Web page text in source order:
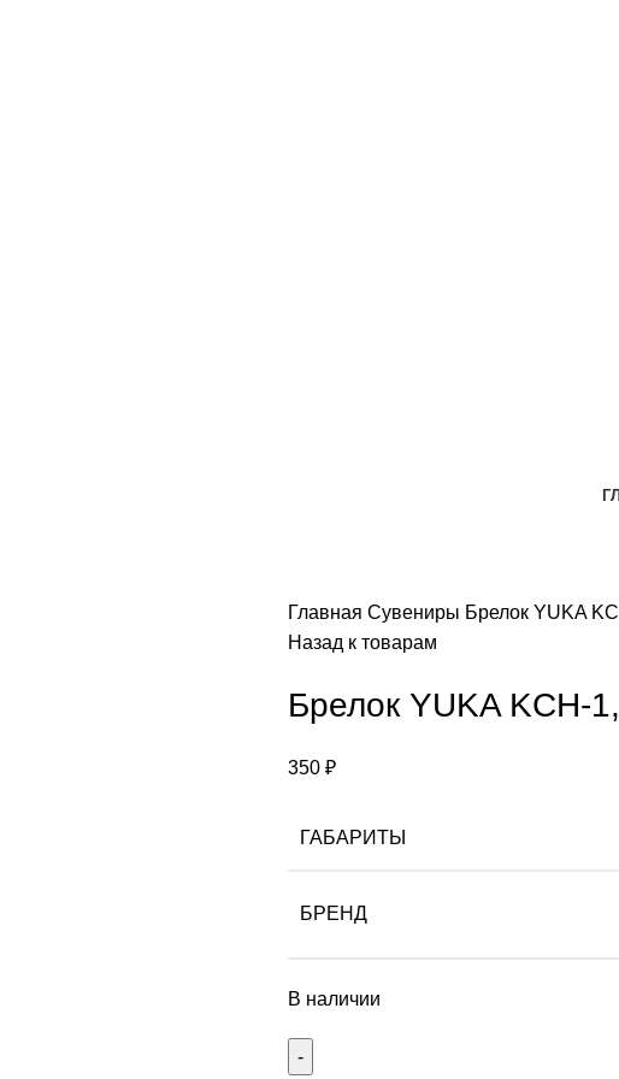
Главная Сувениры Брелок YUKA
Назад к товарам
Брелок YUKA KCH-
350 ₽
ГАБАРИТЫ
БРЕНД
В наличии